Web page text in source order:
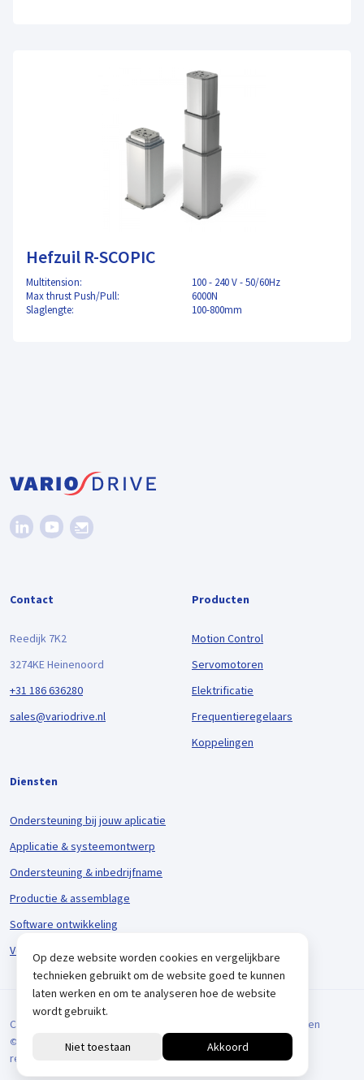
Hefzuil R-SCOPIC
Multitension:
100 - 240 V - 50/60Hz
Max thrust Push/Pull:
6000N
Slaglengte:
100-800mm
Contact
Reedijk 7K2
3274KE Heinenoord
+31 186 636280
sales@variodrive.nl
Producten
Motion Control
Servomotoren
Elektrificatie
Frequentieregelaars
Koppelingen
Diensten
Ondersteuning bij jouw aplicatie
Applicatie & systeemontwerp
Ondersteuning & inbedrijfname
Productie & assemblage
Software ontwikkeling
Voorraadbeheer & logistiek
© 2026 VARIODRIVE. All Rights Reserved.
Cookieverklaring Algemene Voorwaarden
reCAPTCHA
Op deze website worden cookies en vergelijkbare
technieken gebruikt om de website goed te kunnen
laten werken en om te analyseren hoe de website
wordt gebruikt.